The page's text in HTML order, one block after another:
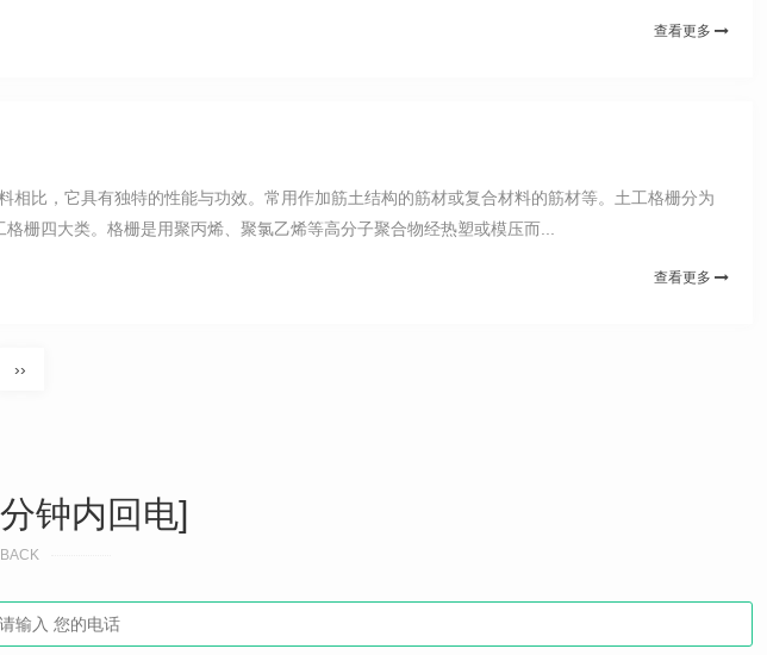
查看更多
比，它具有独特的性能与功效。常用作加筋土结构的筋材或复合材料的筋材等。土工格栅分为
栅四大类。格栅是用聚丙烯、聚氯乙烯等高分子聚合物经热塑或模压而...
查看更多
››
钟内回电]